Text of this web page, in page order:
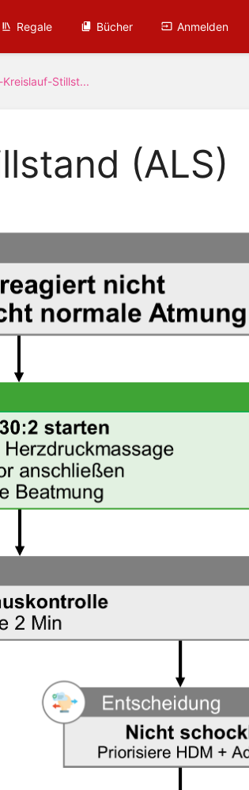
Regale Bücher Anmelden
Kreislauf-Stillst...
(ALS)